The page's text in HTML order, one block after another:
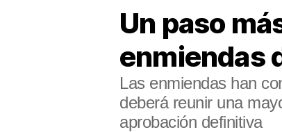
Un paso
enmiendas
Las enmiendas han
deberá reunir una
aprobación definitiva